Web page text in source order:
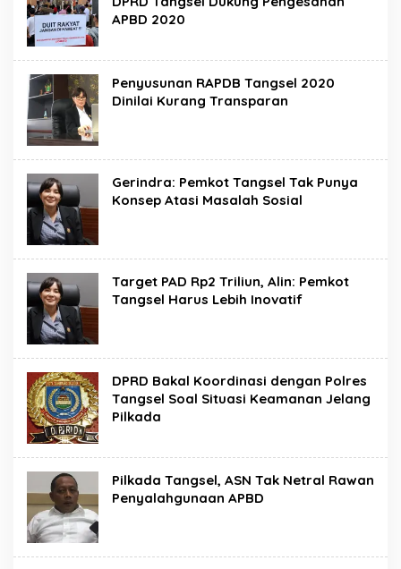
APBD 2020
Penyusunan RAPDB Tangsel 2020
Dinilai Kurang Transparan
Gerindra: Pemkot Tangsel Tak Punya
Konsep Atasi Masalah Sosial
Target PAD Rp2 Triliun, Alin: Pemkot
Tangsel Harus Lebih Inovatif
DPRD Bakal Koordinasi dengan Polres
Tangsel Soal Situasi Keamanan Jelang
Pilkada
Pilkada Tangsel, ASN Tak Netral Rawan
Penyalahgunaan APBD